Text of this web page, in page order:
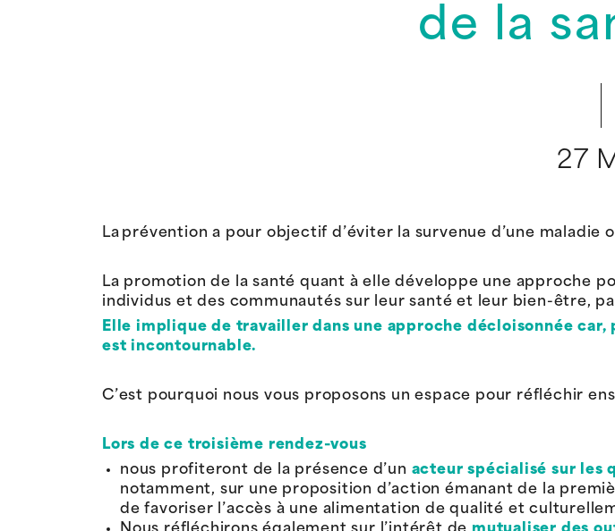
de la
27
La préventiona pour objectif d’éviter la survenue d’une maladie
La promotion de la santé quant à elle développe une approche
individus et des communautés sur leur santé et leur bien-être,
Elle implique de travailler dans une approche décloisonnée
est incontournable.
C’est pourquoi nous vous proposons un espace pour réfléchir
Lors de ce troisième rendez-vous
nous profiteront de la présence d’un acteur spécialisé sur les
notamment, sur une proposition d’action émanant de la
de favoriser l’accès à une alimentation de qualité et